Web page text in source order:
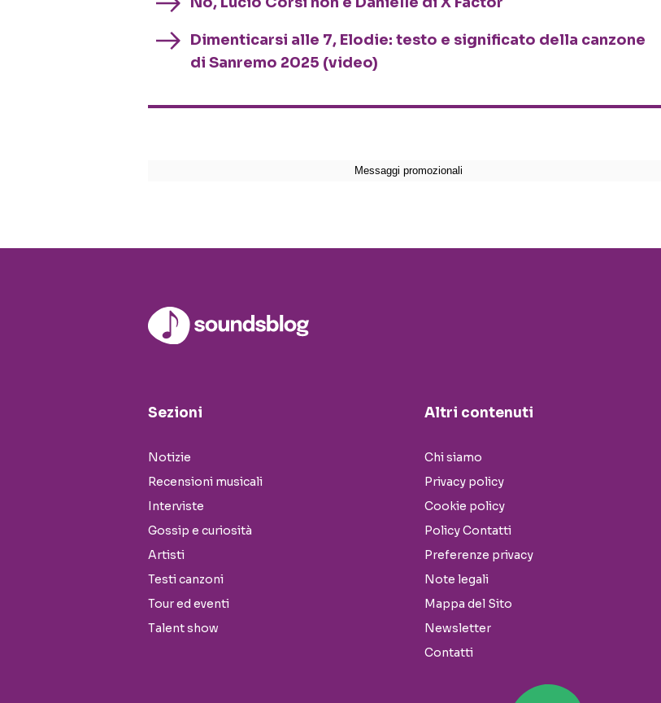
Dimenticarsi alle 7, Elodie: testo e significato della canzone
di Sanremo 2025 (video)
Sezioni
Notizie
Recensioni musicali
Interviste
Gossip e curiosità
Artisti
Testi canzoni
Tour ed eventi
Talent show
Altri contenuti
Chi siamo
Privacy policy
Cookie policy
Policy Contatti
Preferenze privacy
Note legali
Mappa del Sito
Newsletter
Contatti